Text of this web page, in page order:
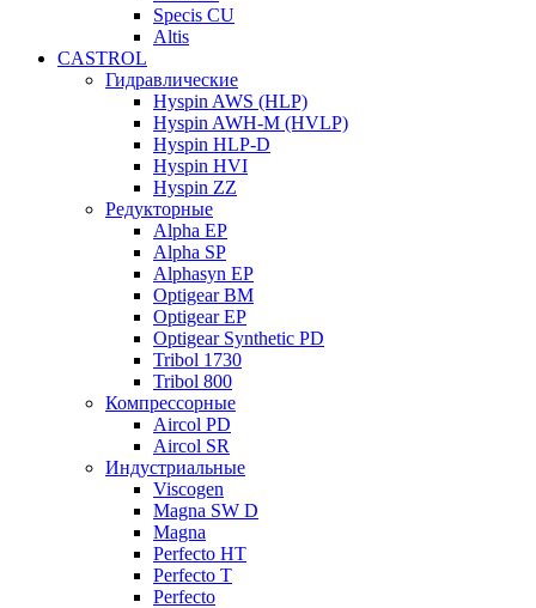
Specis CU
Altis
CASTROL
Гидравлические
Hyspin AWS (HLP)
Hyspin AWH-M (HVLP)
Hyspin HLP-D
Hyspin HVI
Hyspin ZZ
Редукторные
Alpha EP
Alpha SP
Alphasyn EP
Optigear BM
Optigear EP
Optigear Synthetic PD
Tribol 1730
Tribol 800
Компрессорные
Aircol PD
Aircol SR
Индустриальные
Viscogen
Magna SW D
Magna
Perfecto HT
Perfecto T
Perfecto